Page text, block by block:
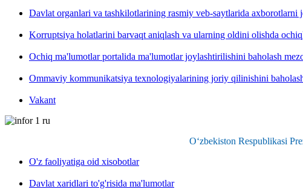
Davlat organlari va tashkilotlarining rasmiy veb-saytlarida
Korruptsiya holatlarini barvaqt aniqlash va ularning oldini olishda
Ochiq ma'lumotlar portalida ma'lumotlar joylashtirilishini baholash
Ommaviy kommunikatsiya texnologiyalarining joriy qilinishini
Vakant
O‘zbekiston Respublikasi
O'z faoliyatiga oid xisobotlar
Davlat xaridlari to'g'risida ma'lumotlar